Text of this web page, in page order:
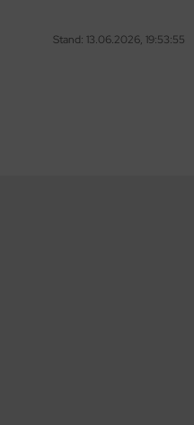
Stand: 13.06.2026, 19:53:55